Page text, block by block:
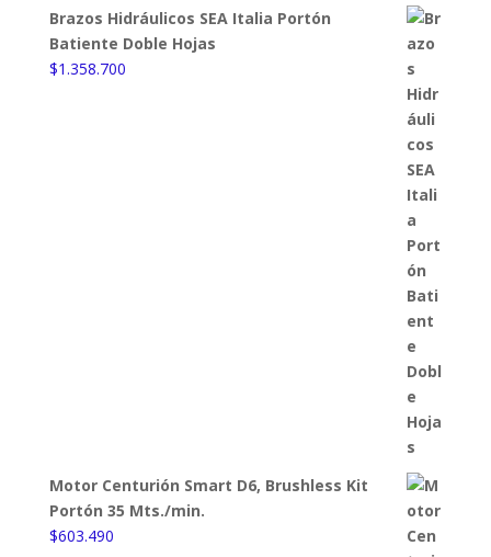
Brazos Hidráulicos SEA Italia Portón
Batiente Doble Hojas
$1.358.700
Motor Centurión Smart D6, Brushless Kit
Portón 35 Mts./min.
$603.490